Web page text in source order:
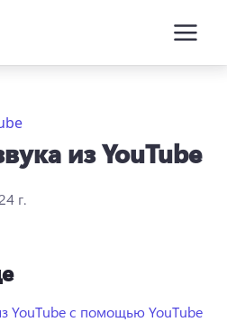
из YouTube
г.
YouTube с помощью YouTube